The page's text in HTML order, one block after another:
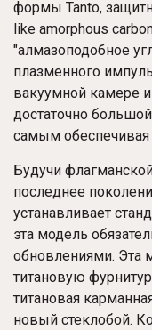
формы Tanto,
like amorphous
"алмазоподобное
плазменного
вакуумной камере
достаточно
самым
Будучи
последнее
устанавливает
эта модель
обновлениями. Эта
титановую
титановая
новый стеклобой.